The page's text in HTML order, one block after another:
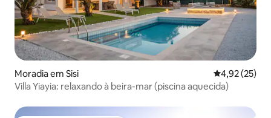
Moradia em Sisi Classificação
4,92 (25)
Villa Yiayia: relaxando à beira-mar (piscina aquecida)